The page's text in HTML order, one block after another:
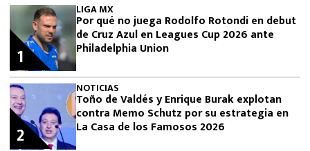
LIGA MX
Por qué no juega Rodolfo Rotondi en debut
de Cruz Azul en Leagues Cup 2026 ante
Philadelphia Union
1
NOTICIAS
Toño de Valdés y Enrique Burak explotan
contra Memo Schutz por su estrategia en
La Casa de los Famosos 2026
2